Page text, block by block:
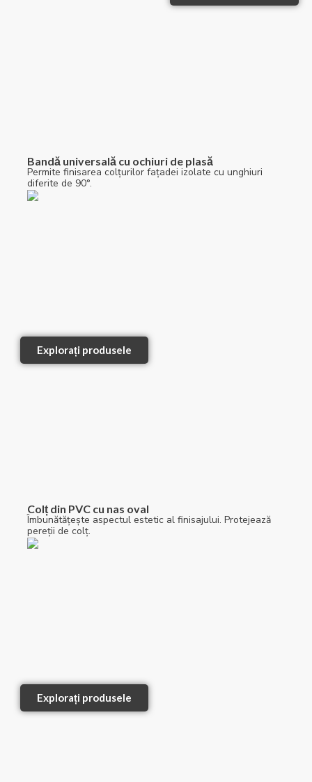
Bandă universală cu ochiuri de plasă
Permite finisarea colțurilor fațadei izolate cu unghiuri
diferite de 90°.
Explorați produsele
Colț din PVC cu nas oval
Îmbunătățește aspectul estetic al finisajului. Protejează
pereții de colț.
Explorați produsele